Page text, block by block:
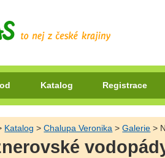
Katalog Registrace
Katalog >Chalupa Veronika >Galerie >